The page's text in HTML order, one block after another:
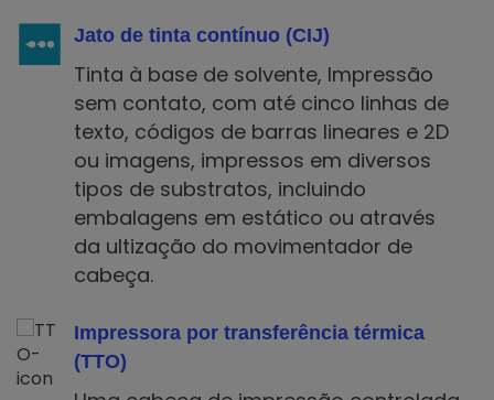
Jato de tinta contínuo (CIJ)
Tinta à base de solvente, Impressão
sem contato, com até cinco linhas de
texto, códigos de barras lineares e 2D
ou imagens, impressos em diversos
tipos de substratos, incluindo
embalagens em estático ou através
da ultização do movimentador de
cabeça.
Impressora por transferência térmica
(TTO)